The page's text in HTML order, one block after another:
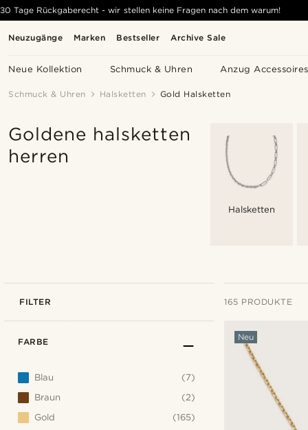
Neuzugänge Marken Bestseller Archive Sale
Neue Kollektion Schmuck & Uhren Anzug Accessoires
30 Tage Rückgaberecht - wir stellen keine Fragen nach dem warum!
Schmuck & Uhren Halsketten Gold Halsketten
Goldene halsketten
herren
Halsketten
FILTER 165 PRODUKTE
Neu
FARBE
Blau
(7)
Braun
(2)
Gold
(165)